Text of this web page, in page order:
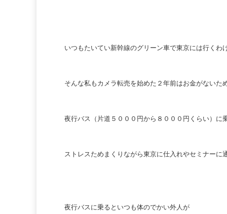
いつもたいてい新幹線のグリーン車で東京には行くわ
そんな私もカメラ転売を始めた２年前はお金がないた
夜行バス（片道５０００円から８０００円くらい）に
ストレスためまくりながら東京に仕入れやセミナーに
夜行バスに乗るといつも体のでかい外人が